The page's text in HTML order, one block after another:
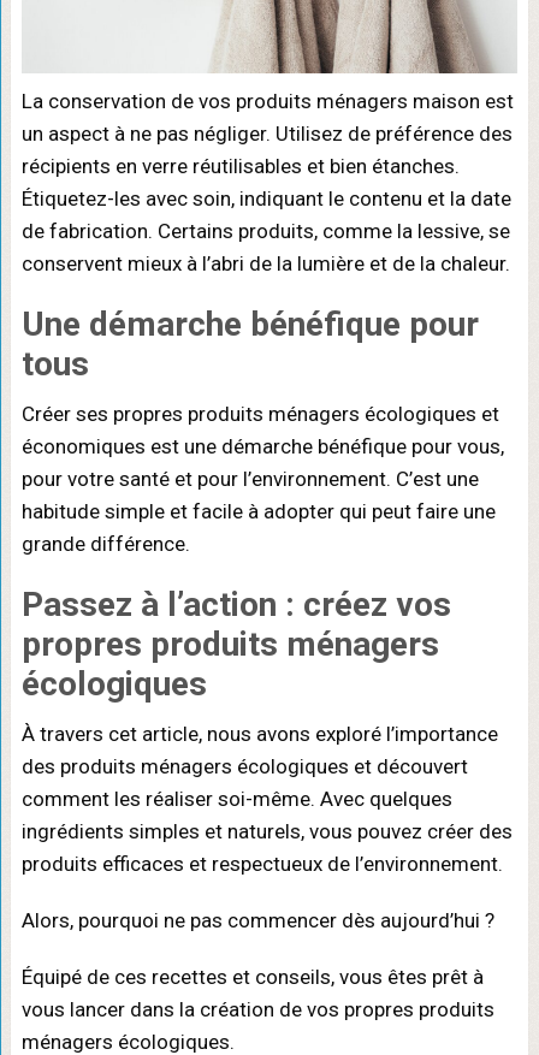
La conservation de vos produits ménagers maison est
un aspect à ne pas négliger. Utilisez de préférence des
récipients en verre réutilisables et bien étanches.
Étiquetez-les avec soin, indiquant le contenu et la date
de fabrication. Certains produits, comme la lessive, se
conservent mieux à l’abri de la lumière et de la chaleur.
Une démarche bénéfique pour
tous
Créer ses propres produits ménagers écologiques et
économiques est une démarche bénéfique pour vous,
pour votre santé et pour l’environnement. C’est une
habitude simple et facile à adopter qui peut faire une
grande différence.
Passez à l’action : créez vos
propres produits ménagers
écologiques
À travers cet article, nous avons exploré l’importance
des produits ménagers écologiques et découvert
comment les réaliser soi-même. Avec quelques
ingrédients simples et naturels, vous pouvez créer des
produits efficaces et respectueux de l’environnement.
Alors, pourquoi ne pas commencer dès aujourd’hui ?
Équipé de ces recettes et conseils, vous êtes prêt à
vous lancer dans la création de vos propres produits
ménagers écologiques.